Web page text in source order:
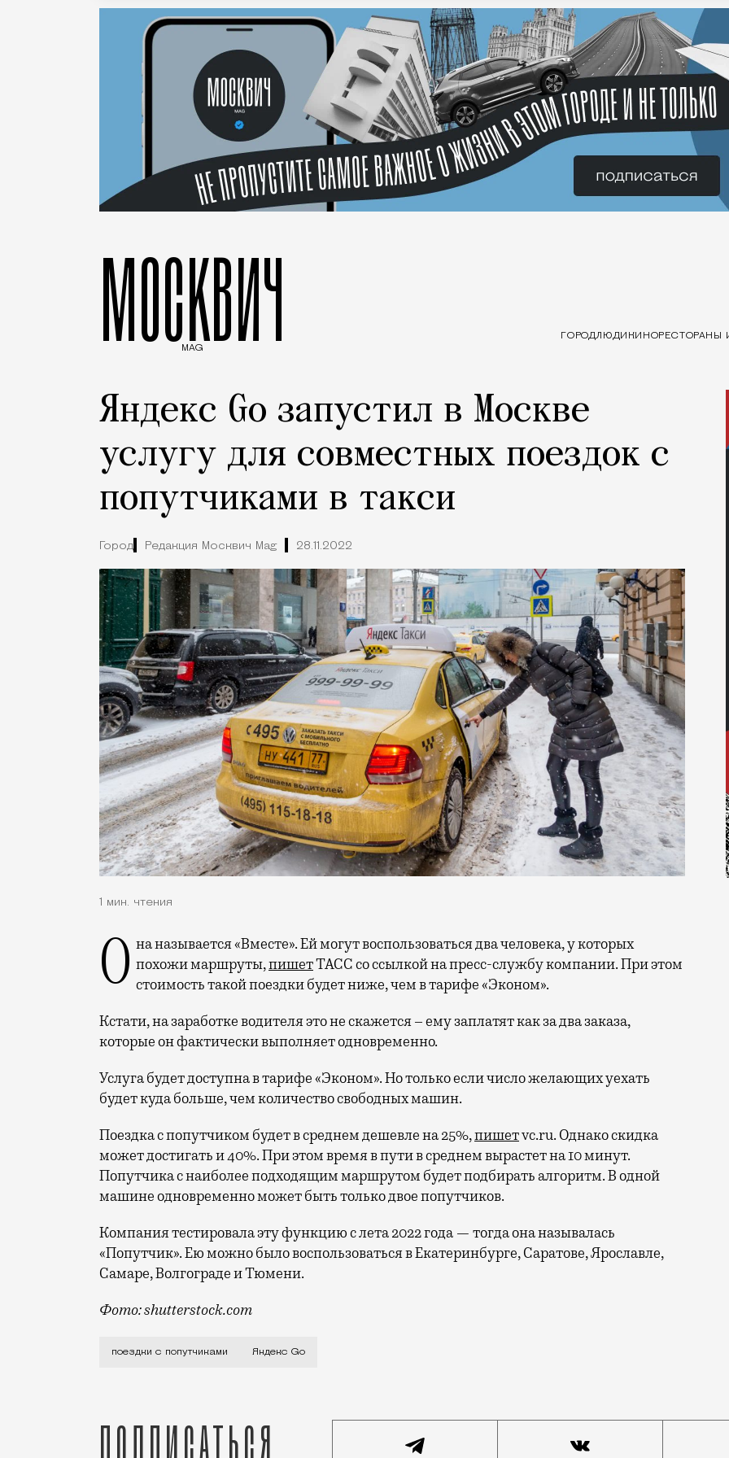
МОСКВИЧ
MAG
ГОРОДЛЮДИ КИНОРЕСТОРАНЫ
Яндекс Go запустил в Москве
услугу для совместных поездок с
попутчиками в такси
Город Редакция Москвич Mag 28.11.2022
1 мин. чтения
Она называется «Вместе». Ей могут воспользоваться два человека, у которых похожи маршруты,пишетТАСС со ссылкой на пресс-службу компании. При этом
стоимость такой поездки будет ниже, чем в тарифе «Эконом».
Кстати, на заработке водителя это не скажется – ему заплатят как за два заказа,
которые он фактически выполняет одновременно.
Услуга будет доступна в тарифе «Эконом». Но только если число желающих уехать
будет куда больше, чем количество свободных машин.
Поездка с попутчиком будет в среднем дешевле на 25%,пишетvc.ru. Однако скидка
может достигать и 40%. При этом время в пути в среднем вырастет на 10 минут.
Попутчика с наиболее подходящим маршрутом будет подбирать алгоритм. В одной
машине одновременно может быть только двое попутчиков.
Компания тестировала эту функцию с лета 2022 года — тогда она называлась
«Попутчик». Ею можно было воспользоваться в Екатеринбурге, Саратове, Ярославле,
Самаре, Волгограде и Тюмени.
Фото: shutterstock.com
Она называется «Вместе». Ей могут воспользоваться два человека, у которых похожи
поездки с попутчиками Яндекс Go
Подписаться